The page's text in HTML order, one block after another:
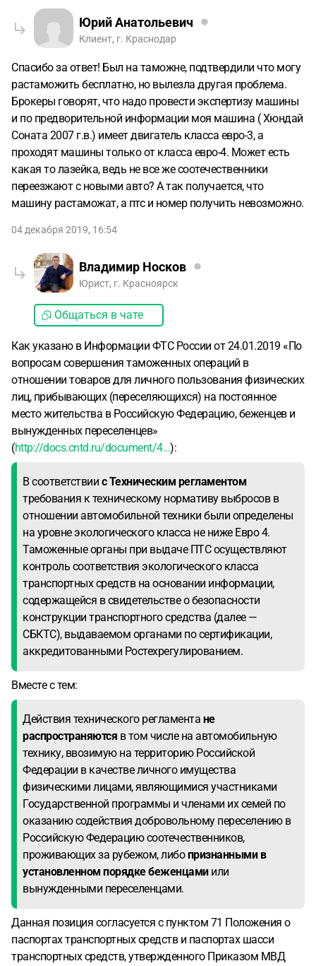
Юрий Анатольевич
Клиент, г. Краснодар
Спасибо за ответ! Был на таможне, подтвердили что могу
растаможить бесплатно, но вылезла другая проблема.
Брокеры говорят, что надо провести экспертизу машины
и по предворительной информации моя машина ( Хюндай
Соната 2007 г.в.) имеет двигатель класса евро-3, а
проходят машины только от класса евро-4. Может есть
какая то лазейка, ведь не все же соотечественники
переезжают с новыми авто? А так получается, что
машину растаможат, а птс и номер получить невозможно.
04 декабря 2019, 16:54
Владимир Носков
Юрист, г. Красноярск
Общаться в чате
Как указано в Информации ФТС России от 24.01.2019 «По
вопросам совершения таможенных операций в
отношении товаров для личного пользования физических
лиц, прибывающих (переселяющихся) на постоянное
место жительства в Российскую Федерацию, беженцев и
вынужденных переселенцев»
(http://docs.cntd.ru/document/4...):
В соответствии с Техническим регламентом
требования к техническому нормативу выбросов в
отношении автомобильной техники были определены
на уровне экологического класса не ниже Евро 4.
Таможенные органы при выдаче ПТС осуществляют
контроль соответствия экологического класса
транспортных средств на основании информации,
содержащейся в свидетельстве о безопасности
конструкции транспортного средства (далее —
СБКТС), выдаваемом органами по сертификации,
аккредитованными Ростехрегулированием.
Вместе с тем:
Действия технического регламента не
распространяются в том числе на автомобильную
технику, ввозимую на территорию Российской
Федерации в качестве личного имущества
физическими лицами, являющимися участниками
Государственной программы и членами их семей по
оказанию содействия добровольному переселению в
Российскую Федерацию соотечественников,
проживающих за рубежом, либопризнанными в
установленном порядке беженцамиили
вынужденными переселенцами.
Данная позиция согласуется с пунктом 71 Положения о
паспортах транспортных средств и паспортах шасси
транспортных средств, утвержденного Приказом МВД